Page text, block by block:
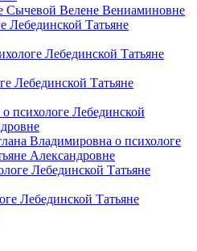
Сычевой Велене Вениаминовне
Лебединской Татьяне
Лебединской Татьяне
Лебединской Татьяне
психологе Лебединской
Владимировна о психологе
Александровне
Лебединской Татьяне
Лебединской Татьяне